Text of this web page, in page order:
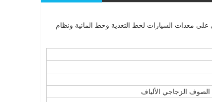
على معدات السيارات لخط التغذية وخط المائية ونظام
الزجاجي الألياف